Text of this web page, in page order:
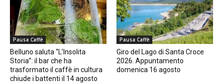
Pausa Caffè
Belluno saluta “L’Insolita
Storia”: il bar che ha
trasformato il caffè in cultura
chiude i battenti il 14 agosto
Pausa Caffè
Giro del Lago di Santa Croce
2026. Appuntamento
domenica 16 agosto